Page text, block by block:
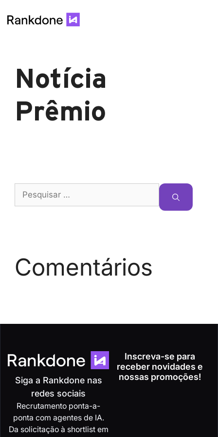
Notícia
Prêmio
Comentários
Siga a Rankdone nas
redes sociais
Recrutamento ponta-a-
ponta com agentes de IA.
Da solicitação à shortlist em
Inscreva-se para
receber novidades e
nossas promoções!